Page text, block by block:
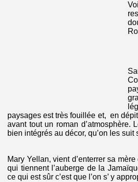
paysages est très fouillée et, en
avant tout un roman d’atmosphère.
bien intégrés au décor, qu’on les suit
Mary Yellan, vient d’enterrer sa
qui tiennent l’auberge de la
ce qui est sûr c’est que l’on s’ y